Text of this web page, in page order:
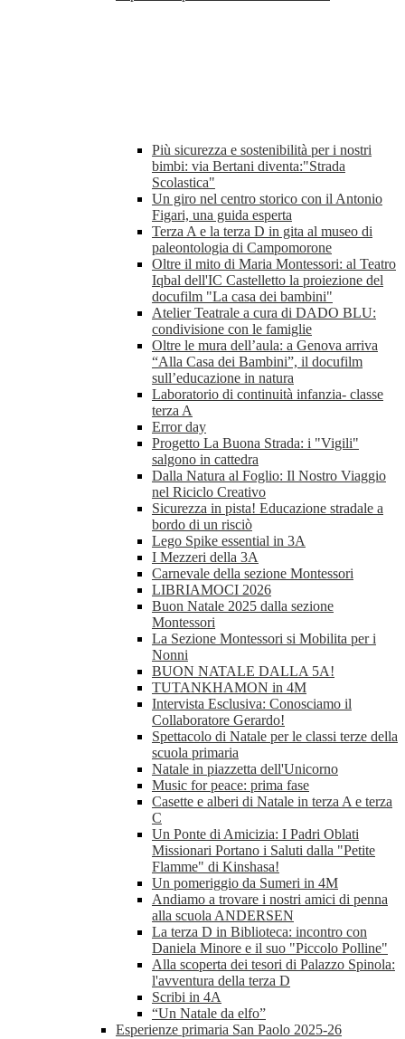
Più sicurezza e sostenibilità per i nostri
bimbi: via Bertani diventa:"Strada
Scolastica"
Un giro nel centro storico con il Antonio
Figari, una guida esperta
Terza A e la terza D in gita al museo di
paleontologia di Campomorone
Oltre il mito di Maria Montessori: al Teatro
Iqbal dell'IC Castelletto la proiezione del
docufilm "La casa dei bambini"
Atelier Teatrale a cura di DADO BLU:
condivisione con le famiglie
Oltre le mura dell’aula: a Genova arriva
“Alla Casa dei Bambini”, il docufilm
sull’educazione in natura
Laboratorio di continuità infanzia- classe
terza A
Error day
Progetto La Buona Strada: i "Vigili"
salgono in cattedra
Dalla Natura al Foglio: Il Nostro Viaggio
nel Riciclo Creativo
Sicurezza in pista! Educazione stradale a
bordo di un risciò
Lego Spike essential in 3A
I Mezzeri della 3A
Carnevale della sezione Montessori
LIBRIAMOCI 2026
Buon Natale 2025 dalla sezione
Montessori
La Sezione Montessori si Mobilita per i
Nonni
BUON NATALE DALLA 5A!
TUTANKHAMON in 4M
Intervista Esclusiva: Conosciamo il
Collaboratore Gerardo!
Spettacolo di Natale per le classi terze della
scuola primaria
Natale in piazzetta dell'Unicorno
Music for peace: prima fase
Casette e alberi di Natale in terza A e terza
C
Un Ponte di Amicizia: I Padri Oblati
Missionari Portano i Saluti dalla "Petite
Flamme" di Kinshasa!
Un pomeriggio da Sumeri in 4M
Andiamo a trovare i nostri amici di penna
alla scuola ANDERSEN
La terza D in Biblioteca: incontro con
Daniela Minore e il suo "Piccolo Polline"
Alla scoperta dei tesori di Palazzo Spinola:
l'avventura della terza D
Scribi in 4A
“Un Natale da elfo”
Esperienze primaria San Paolo 2025-26